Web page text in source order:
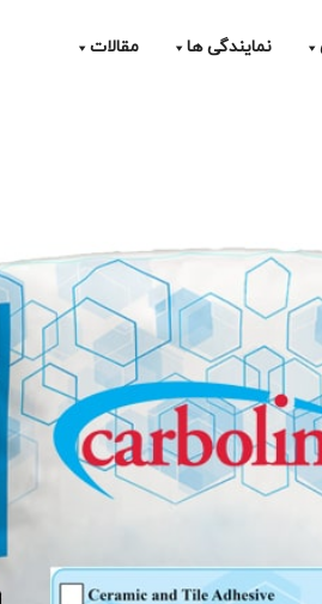
نمایندگی ها مقالات